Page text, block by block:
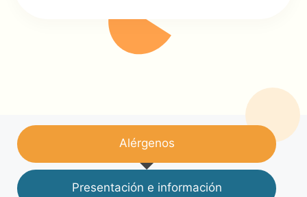
Alérgenos
Presentación e información